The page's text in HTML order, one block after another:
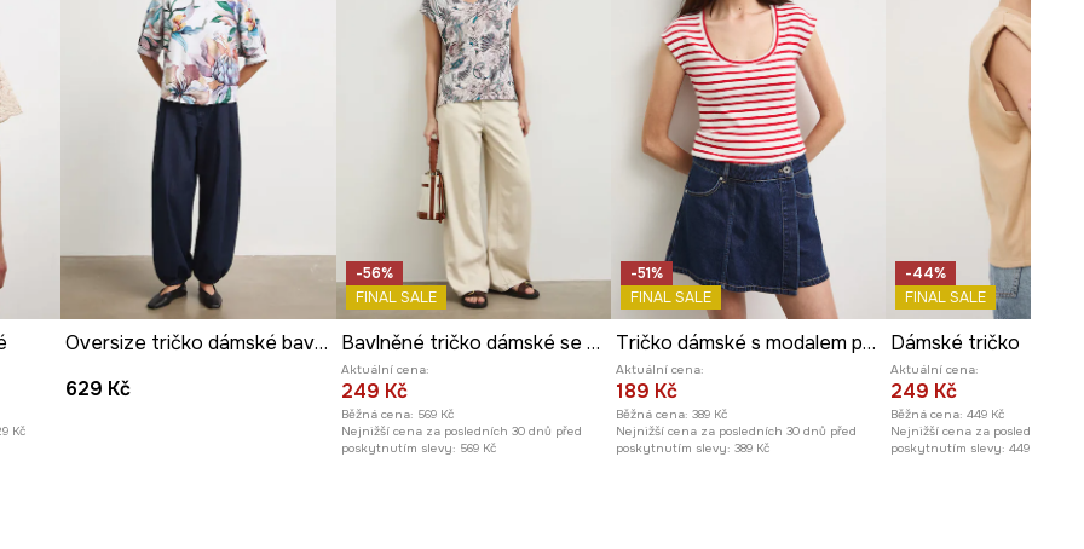
výraz. Míry uvedené pro velikost
Šířka podpaží
Modelka na fotografii je vysoká
175 cm a má na sebe velikost S
Prohlédněte si rozměry
Kč
Oversize tričko dámské bavlněné s elastanem květinové
629 Kč
-56%
FINAL SALE
Bavlněné tričko dámské se vzorem
Aktuální cena:
249 Kč
Běžná cena: 569 Kč
Nejnižší cena za posledních 30 dnů před
poskytnutím slevy: 569 Kč
-51%
FINAL SALE
Tričko dámské s modalem pruhované
Aktuální cena:
189 Kč
Běžná cena: 389 Kč
Nejnižší cena za posledních 30 dnů před
poskytnutím slevy: 389 Kč
-44%
FINAL SALE
Dámské tričko
Aktuální cena:
249 Kč
Běžná cena: 449 Kč
Nejnižší cena za posledních 30
poskytnutím slevy: 449 Kč